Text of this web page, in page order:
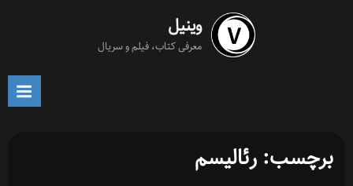
وینیل
معرفی کتاب، فیلم و سریال
برچسب: رئالیسم